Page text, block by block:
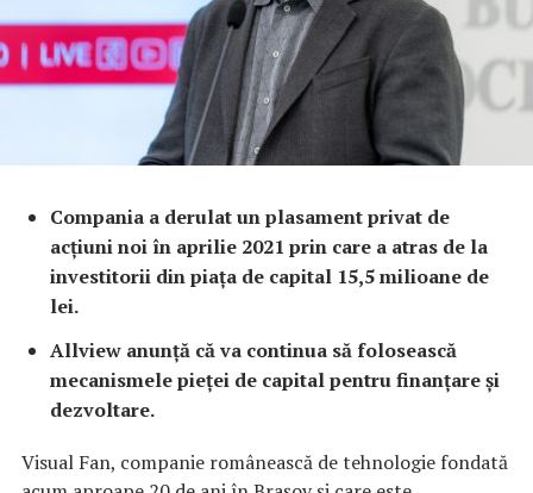
Compania a derulat un plasament privat de
acțiuni noi în aprilie 2021 prin care a atras de la
investitorii din piața de capital 15,5 milioane de
lei.
Allview anunță că va continua să folosească
mecanismele pieței de capital pentru finanțare și
dezvoltare.
Visual Fan, companie românească de tehnologie fondată